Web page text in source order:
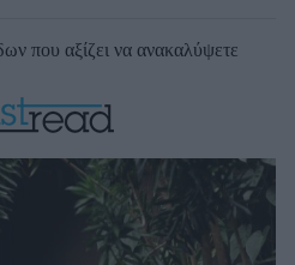
που αξίζει να ανακαλύψετε